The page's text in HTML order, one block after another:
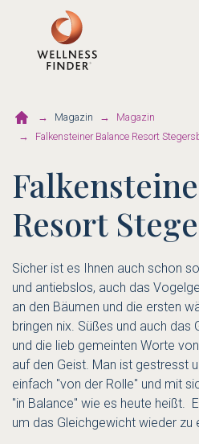
Magazin
Magazin
Falkensteiner Balance Resort
Resort
Sicher ist es Ihnen auch schon
und antiebslos, auch das
an den Bäumen und die ersten
bringen nix. Süßes und auch das
und die lieb gemeinten Worte
auf den Geist. Man ist gestresst
einfach "von der Rolle" und mit
"in Balance" wie es heute heißt.
um das Gleichgewicht wieder zu